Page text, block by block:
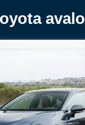
машины, в Фотография